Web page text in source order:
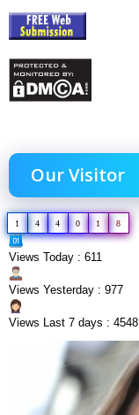
Our Visitor
1 4 4 0 1 8
Views Today : 611
Views Yesterday : 977
Views Last 7 days : 4548